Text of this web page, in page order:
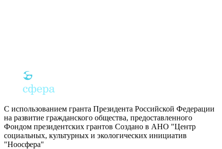
С использованием гранта Президента Российской Федерации
на развитие гражданского общества, предоставленного
Фондом президентских грантов Создано в АНО "Центр
социальных, культурных и экологических инициатив
"Ноосфера"